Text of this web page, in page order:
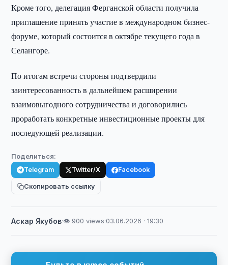
Кроме того, делегация Ферганской области получила
приглашение принять участие в международном бизнес-
форуме, который состоится в октябре текущего года в
Селангоре.
По итогам встречи стороны подтвердили
заинтересованность в дальнейшем расширении
взаимовыгодного сотрудничества и договорились
проработать конкретные инвестиционные проекты для
последующей реализации.
Поделиться:
Telegram Twitter/X Facebook
Скопировать ссылку
Аскар Якубов·👁 900 views·03.06.2026 · 19:30